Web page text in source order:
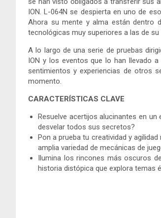
ION. L-064N se despierta en uno de
Ahora su mente y alma están dentro
tecnológicas muy superiores a las de
A lo largo de una serie de pruebas
ION y los eventos que lo han llevado
sentimientos y experiencias de otros
momento.
CARACTERÍSTICAS CLAVE
Resuelve acertijos alucinantes en un
desvelar todos sus secretos?
Pon a prueba tu creatividad y
amplia variedad de mecánicas de
Ilumina los rincones más oscuros
historia distópica que explora temas